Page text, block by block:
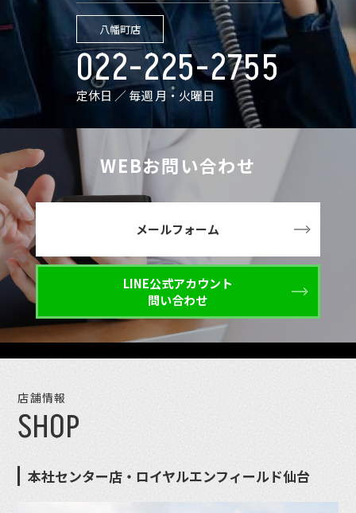
八幡町店
022-225-2755
定休日 ／ 毎週 月・火曜日
WEBお問い合わせ
メールフォーム
LINE公式アカウント
問い合わせ
店舗情報
SHOP
本社センター店・ロイヤルエンフィールド仙台